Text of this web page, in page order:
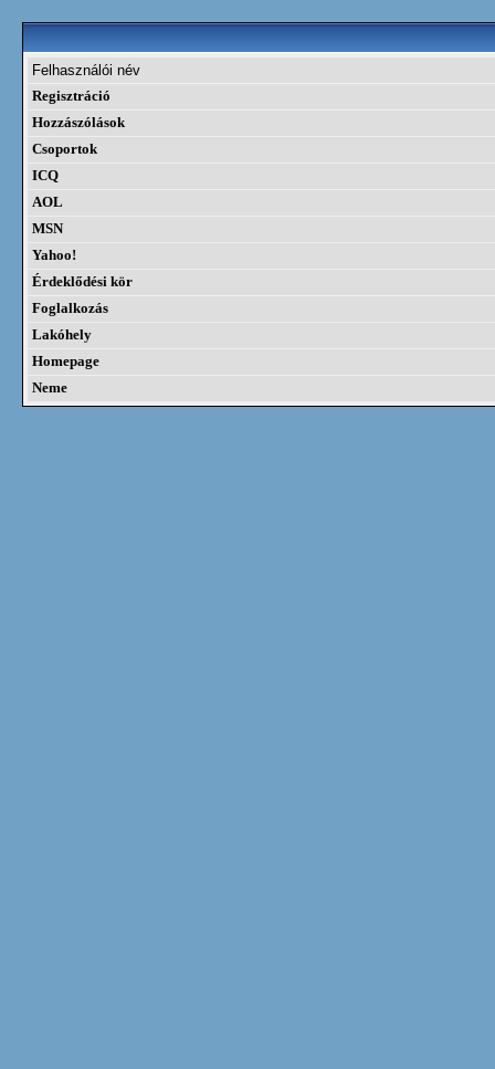
Felhasználói név
Regisztráció
Hozzászólások
Csoportok
ICQ
AOL
MSN
Yahoo!
Érdeklődési kör
Foglalkozás
Lakóhely
Homepage
Neme